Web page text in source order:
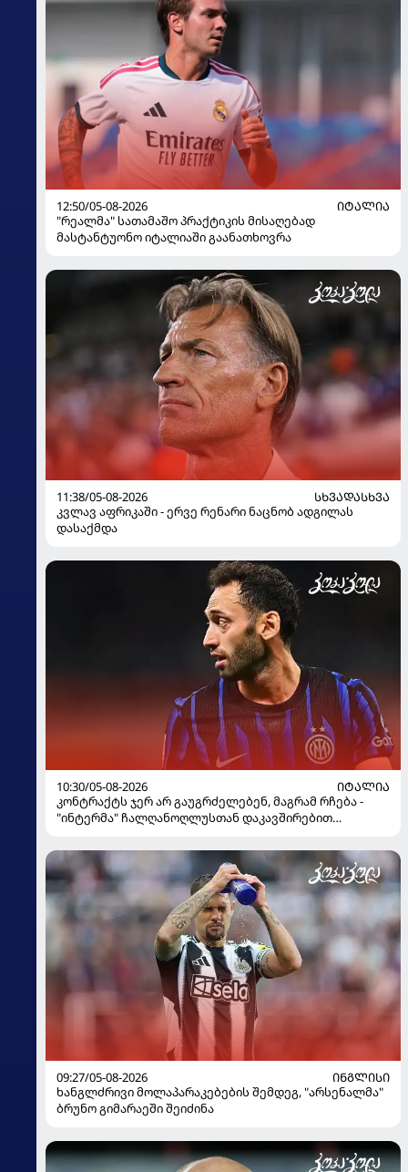
12:50/05-08-2026
ᲘᲢᲐᲚᲘᲐ
"რეალმა" სათამაშო პრაქტიკის მისაღებად
მასტანტუონო იტალიაში გაანათხოვრა
11:38/05-08-2026
ᲡᲮᲕᲐᲓᲐᲡᲮᲕᲐ
კვლავ აფრიკაში - ერვე რენარი ნაცნობ ადგილას
დასაქმდა
10:30/05-08-2026
ᲘᲢᲐᲚᲘᲐ
კონტრაქტს ჯერ არ გაუგრძელებენ, მაგრამ რჩება -
"ინტერმა" ჩალღანოღლუსთან დაკავშირებით
09:27/05-08-2026
ᲘᲜᲒᲚᲘᲡᲘ
ხანგლძრივი მოლაპარაკებების შემდეგ, "არსენალმა"
ბრუნო გიმარაეში შეიძინა